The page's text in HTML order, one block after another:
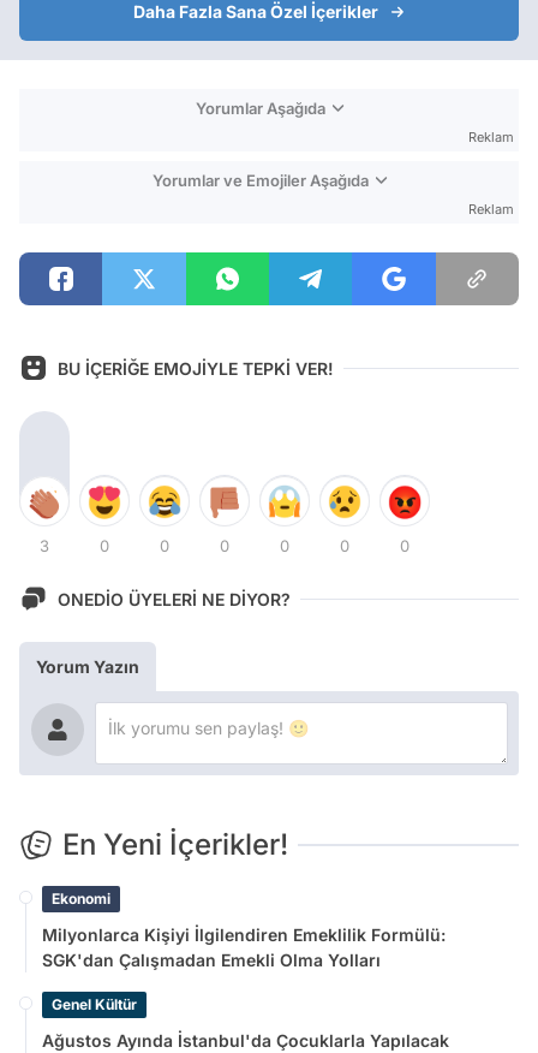
Daha Fazla Sana Özel İçerikler
Yorumlar Aşağıda
Reklam
Yorumlar ve Emojiler Aşağıda
Reklam
BU İÇERİĞE EMOJİYLE TEPKİ VER!
3 0 0 0 0 0 0
ONEDİO ÜYELERİ NE DİYOR?
Yorum Yazın
En Yeni İçerikler!
Ekonomi
Milyonlarca Kişiyi İlgilendiren Emeklilik Formülü:
SGK'dan Çalışmadan Emekli Olma Yolları
Genel Kültür
Ağustos Ayında İstanbul'da Çocuklarla Yapılacak